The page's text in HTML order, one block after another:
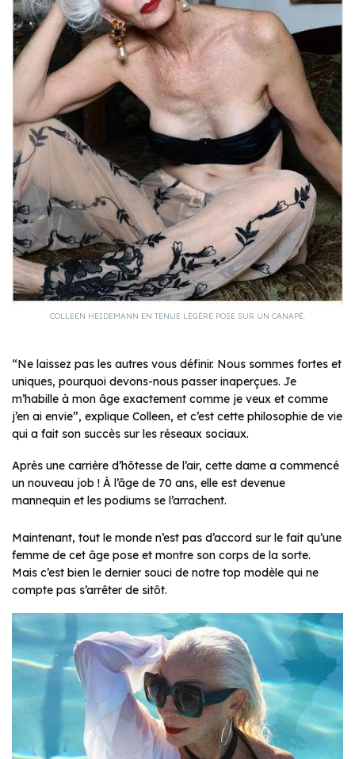
COLLEEN HEIDEMANN EN TENUE LÉGÈRE POSE SUR UN CANAPÉ.
“Ne laissez pas les autres vous définir. Nous sommes fortes et
uniques, pourquoi devons-nous passer inaperçues. Je
m’habille à mon âge exactement comme je veux et comme
j’en ai envie”, explique Colleen, et c’est cette philosophie de vie
qui a fait son succès sur les réseaux sociaux.
Après une carrière d’hôtesse de l’air, cette dame a commencé
un nouveau job ! À l’âge de 70 ans, elle est devenue
mannequin et les podiums se l’arrachent.
Maintenant, tout le monde n’est pas d’accord sur le fait qu’une
femme de cet âge pose et montre son corps de la sorte.
Mais c’est bien le dernier souci de notre top modèle qui ne
compte pas s’arrêter de sitôt.